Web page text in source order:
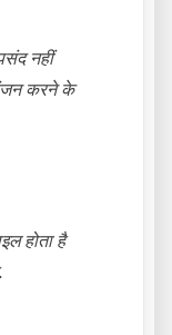
नहीं
करने के
होता है